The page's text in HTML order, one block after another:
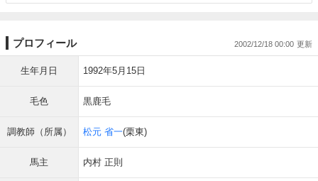
プロフィール 2002/12/18 00:00
生年月日 1992年5月15日
毛色 黒鹿毛
調教師（所属） 松元 省一(栗東)
馬主 内村 正則